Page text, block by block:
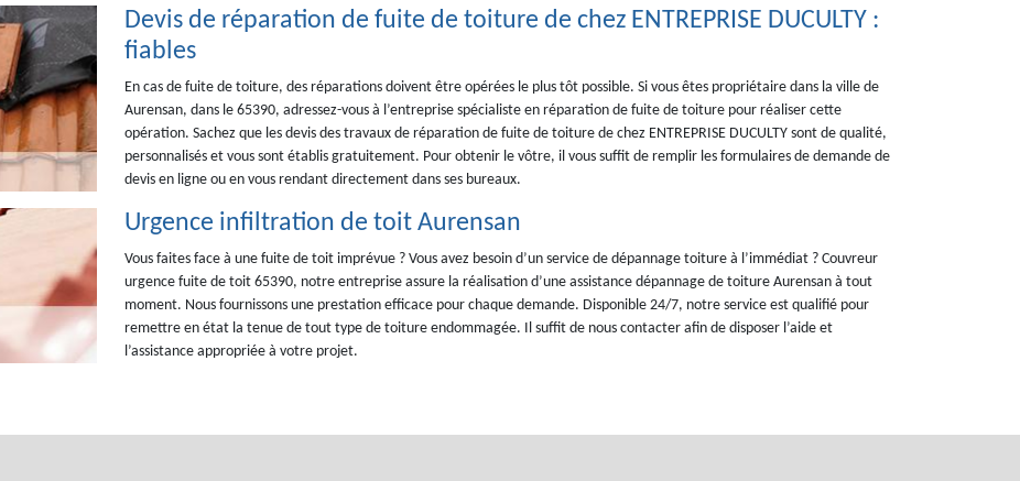
Devis de réparation de fuite de toiture de chez ENTREPRISE DUCULTY :
fiables
En cas de fuite de toiture, des réparations doivent être opérées le plus tôt possible. Si vous êtes propriétaire dans la ville de
Aurensan, dans le 65390, adressez-vous à l’entreprise spécialiste en réparation de fuite de toiture pour réaliser cette
opération. Sachez que les devis des travaux de réparation de fuite de toiture de chez ENTREPRISE DUCULTY sont de qualité,
personnalisés et vous sont établis gratuitement. Pour obtenir le vôtre, il vous suffit de remplir les formulaires de demande de
devis en ligne ou en vous rendant directement dans ses bureaux.
Urgence infiltration de toit Aurensan
Vous faites face à une fuite de toit imprévue ? Vous avez besoin d’un service de dépannage toiture à l’immédiat ? Couvreur
urgence fuite de toit 65390, notre entreprise assure la réalisation d’une assistance dépannage de toiture Aurensan à tout
moment. Nous fournissons une prestation efficace pour chaque demande. Disponible 24/7, notre service est qualifié pour
remettre en état la tenue de tout type de toiture endommagée. Il suffit de nous contacter afin de disposer l’aide et
l’assistance appropriée à votre projet.